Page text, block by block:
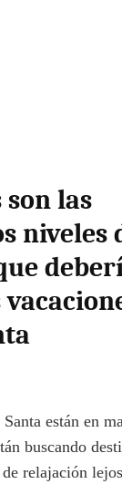
son las
niveles
están en
buscando
relajación